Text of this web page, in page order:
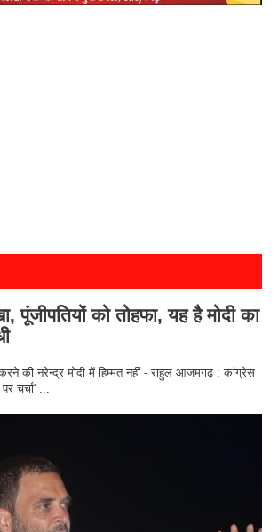
पूंजीपतियों को तोहफा, यह है मोदी का
की नरेन्द्र मोदी में हिम्मत नहीं - राहुल आजमगढ़ : कांग्रेस
चर्चा' ...